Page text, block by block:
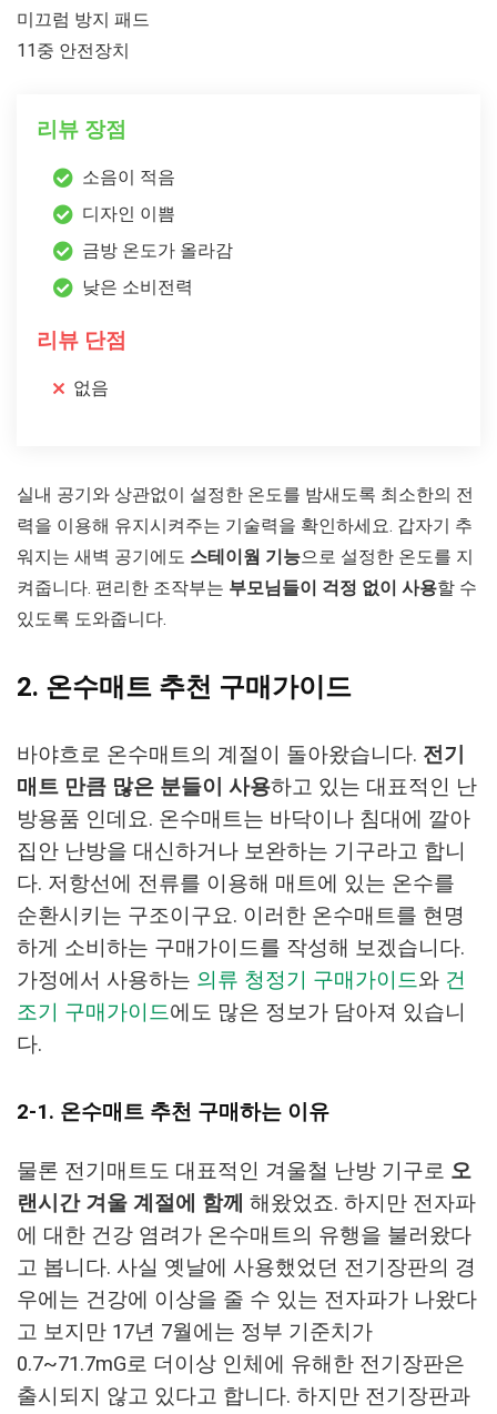
미끄럼 방지 패드
11중 안전장치
리뷰 장점
소음이 적음
디자인 이쁨
금방 온도가 올라감
낮은 소비전력
리뷰 단점
없음
실내 공기와 상관없이 설정한 온도를 밤새도록 최소한의 전
력을 이용해 유지시켜주는 기술력을 확인하세요. 갑자기 추
워지는 새벽 공기에도 스테이웜 기능으로 설정한 온도를 지
켜줍니다. 편리한 조작부는 부모님들이 걱정 없이 사용할 수
있도록 도와줍니다.
2. 온수매트 추천 구매가이드
바야흐로 온수매트의 계절이 돌아왔습니다. 전기
매트 만큼 많은 분들이 사용하고 있는 대표적인 난
방용품 인데요. 온수매트는 바닥이나 침대에 깔아
집안 난방을 대신하거나 보완하는 기구라고 합니
다. 저항선에 전류를 이용해 매트에 있는 온수를
순환시키는 구조이구요. 이러한 온수매트를 현명
하게 소비하는 구매가이드를 작성해 보겠습니다.
가정에서 사용하는 의류 청정기 구매가이드와 건
조기 구매가이드에도 많은 정보가 담아져 있습니
다.
2-1. 온수매트 추천 구매하는 이유
물론 전기매트도 대표적인 겨울철 난방 기구로 오
랜시간 겨울 계절에 함께 해왔었죠. 하지만 전자파
에 대한 건강 염려가 온수매트의 유행을 불러왔다
고 봅니다. 사실 옛날에 사용했었던 전기장판의 경
우에는 건강에 이상을 줄 수 있는 전자파가 나왔다
고 보지만 17년 7월에는 정부 기준치가
0.7~71.7mG로 더이상 인체에 유해한 전기장판은
출시되지 않고 있다고 합니다. 하지만 전기장판과